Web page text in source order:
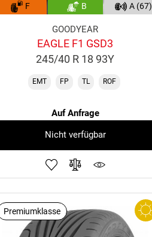
F B A (67)
GOODYEAR
EAGLE F1 GSD3
245/40 R 18 93Y
EMT FP TL ROF
Auf Anfrage
Nicht verfügbar
Premiumklasse